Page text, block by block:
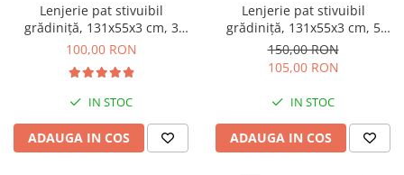
Lenjerie pat stivuibil
grădiniță, 131x55x3 cm, 3
piese( cearșaf, husă pernă,
confortabilă, multicolor,
model Unicorni
100,00 RON
IN STOC
ADAUGA IN COS
Lenjerie pat stivuibil
grădiniță, 131x55x3 cm, 5
piese, set complet, bumbac
100%, confortabilă,
multicolor, model albinuțe cu
aripioare bleu
150,00 RON
105,00 RON
IN STOC
ADAUGA IN COS